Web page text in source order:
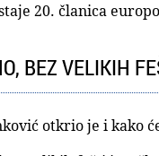
20. članica
BEZ VELIKIH
otkrio je i kako